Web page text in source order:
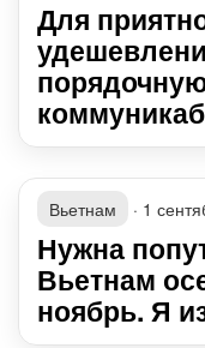
Для
Вьетнам · 1
Нужна
Вьетнам
ноябрь. Я